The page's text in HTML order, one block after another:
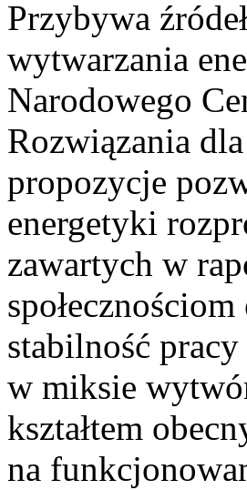
Przybywa
wytwarzania
Narodowego
Rozwiązania
propozycje
energetyki
zawartych w
stabilność
w miksie
kształtem
na